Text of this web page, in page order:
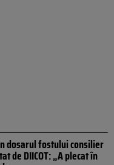
dosarul fostului consilier
de DIICOT: „A plecat în